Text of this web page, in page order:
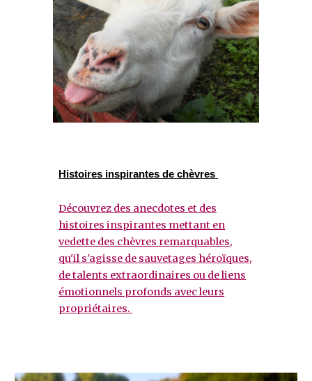
Histoires inspirantes de chèvres
Découvrez des anecdotes et des
histoires inspirantes mettant en
vedette des chèvres remarquables,
qu'il s'agisse de sauvetages héroïques,
de talents extraordinaires ou de liens
émotionnels profonds avec leurs
propriétaires.